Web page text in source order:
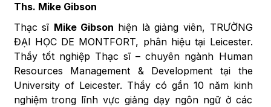
Ths. Mike Gibson
Thạc sĩ Mike Gibson hiện là giảng viên, TRƯỜNG
ĐẠI HỌC DE MONTFORT, phân hiệu tại Leicester.
Thầy tốt nghiệp Thạc sĩ – chuyên ngành Human
Resources Management & Development tại the
University of Leicester. Thầy có gần 10 năm kinh
nghiệm trong lĩnh vực giảng dạy ngôn ngữ ở các